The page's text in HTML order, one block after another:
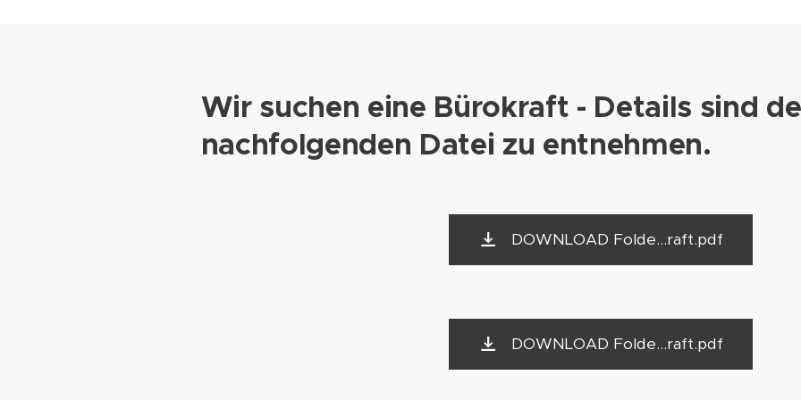
Wir suchen eine Bürokraft - Details sind
nachfolgenden Datei zu entnehmen.
DOWNLOAD Folde...raft.pdf
DOWNLOAD Folde...raft.pdf